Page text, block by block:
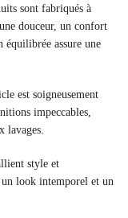
sont fabriqués à
douceur, un confort
assure une
est soigneusement
impeccables,
lavages.
style et
look intemporel et un